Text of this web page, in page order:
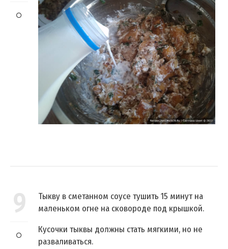
9
Тыкву в сметанном соусе тушить 15 минут на
маленьком огне на сковороде под крышкой.
Кусочки тыквы должны стать мягкими, но не
разваливаться.